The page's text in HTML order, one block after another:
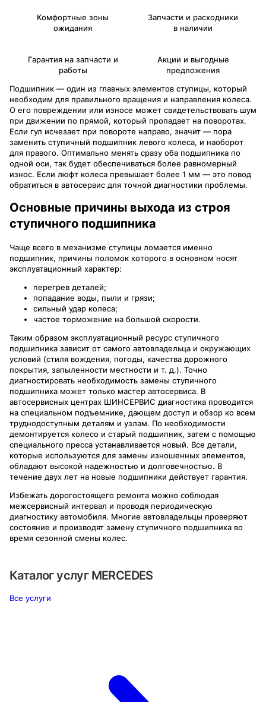
Комфортные зоны
ожидания
Запчасти и расходники
в наличии
Гарантия на запчасти и
работы
Акции и выгодные
предложения
Подшипник — один из главных элементов ступицы, который
необходим для правильного вращения и направления колеса.
О его повреждении или износе может свидетельствовать шум
при движении по прямой, который пропадает на поворотах.
Если гул исчезает при повороте направо, значит — пора
заменить ступичный подшипник левого колеса, и наоборот
для правого. Оптимально менять сразу оба подшипника по
одной оси, так будет обеспечиваться более равномерный
износ. Если люфт колеса превышает более 1 мм — это повод
обратиться в автосервис для точной диагностики проблемы.
Основные причины выхода из строя
ступичного подшипника
Чаще всего в механизме ступицы ломается именно
подшипник, причины поломок которого в основном носят
эксплуатационный характер:
перегрев деталей;
попадание воды, пыли и грязи;
сильный удар колеса;
частое торможение на большой скорости.
Таким образом эксплуатационный ресурс ступичного
подшипника зависит от самого автовладельца и окружающих
условий (стиля вождения, погоды, качества дорожного
покрытия, запыленности местности и т. д.). Точно
диагностировать необходимость замены ступичного
подшипника может только мастер автосервиса. В
автосервисных центрах ШИНСЕРВИС диагностика проводится
на специальном подъемнике, дающем доступ и обзор ко всем
труднодоступным деталям и узлам. По необходимости
демонтируется колесо и старый подшипник, затем с помощью
специального пресса устанавливается новый. Все детали,
которые используются для замены изношенных элементов,
обладают высокой надежностью и долговечностью. В
течение двух лет на новые подшипники действует гарантия.
Избежать дорогостоящего ремонта можно соблюдая
межсервисный интервал и проводя периодическую
диагностику автомобиля. Многие автовладельцы проверяют
состояние и производят замену ступичного подшипника во
время сезонной смены колес.
Каталог услуг MERCEDES
Все услуги